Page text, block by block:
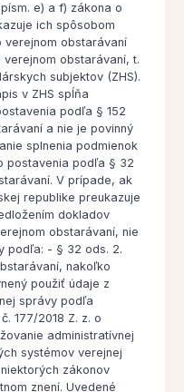
e) a f) zákona o
ich spôsobom
obstarávaní
obstarávaní, t.
subjektov (ZHS).
v ZHS spĺňa
podľa § 152
a nie je povinný
splnenia podmienok
postavenia podľa § 32
V prípade, ak
republike preukazuje
dokladov
obstarávaní, nie
podľa: - § 32 ods. 2.
nakoľko
použiť údaje z
správy podľa
177/2018 Z. z. o
administratívnej
systémov verejnej
zákonov
znení. Uvedené